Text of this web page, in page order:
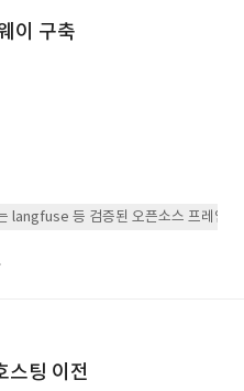
이 구축
langfuse 등 검증된 오픈소스 프레임워
스팅 이전